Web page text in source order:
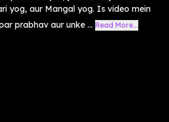
yog, aur Mangal yog. Is video mein
prabhav aur unke ... Read More...